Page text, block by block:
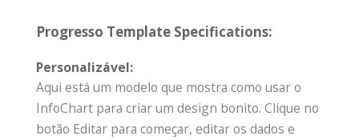
Progresso Template Specifications:
Personalizável:
Aqui está um modelo que mostra como usar o
InfoChart para criar um design bonito. Clique no
botão Editar para começar, editar os dados e